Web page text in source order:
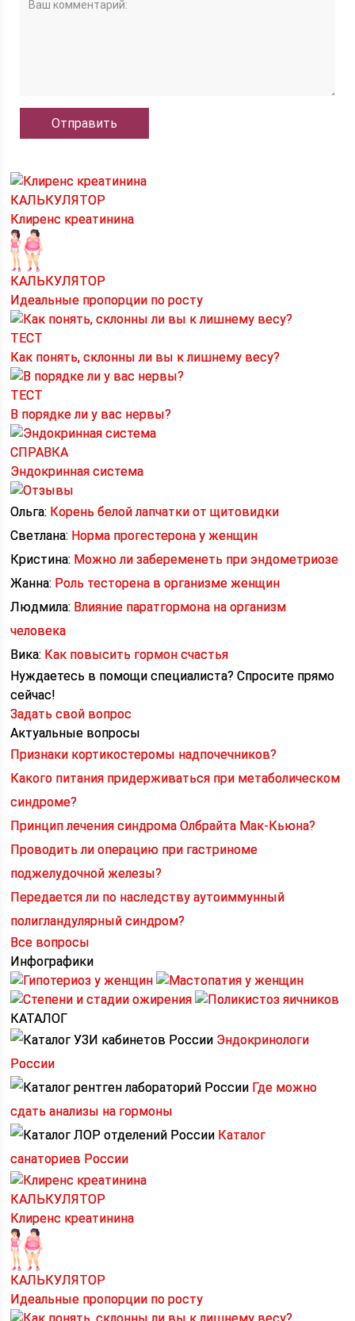
КАЛЬКУЛЯТОР
Клиренс креатинина
КАЛЬКУЛЯТОР
Идеальные пропорции по росту
ТЕСТ
Как понять, склонны ли вы к лишнему весу?
ТЕСТ
В порядке ли у вас нервы?
СПРАВКА
Эндокринная система
Ольга: Корень белой лапчатки от щитовидки
Светлана: Норма прогестерона у женщин
Кристина: Можно ли забеременеть при эндометриозе
Жанна: Роль тесторена в организме женщин
Людмила: Влияние паратгормона на организм
человека
Вика: Как повысить гормон счастья
Нуждаетесь в помощи специалиста?Спросите прямо
сейчас!
Задать свой вопрос
Актуальные вопросы
Признаки кортикостеромы надпочечников?
Какого питания придерживаться при метаболическом
синдроме?
Принцип лечения синдрома Олбрайта Мак-Кьюна?
Проводить ли операцию при гастриноме
поджелудочной железы?
Передается ли по наследству аутоиммунный
полигландулярный синдром?
Все вопросы
Инфографики
КАТАЛОГ
Эндокринологи
России
Где можно
сдать анализы на гормоны
Каталог
санаториев России
КАЛЬКУЛЯТОР
Клиренс креатинина
КАЛЬКУЛЯТОР
Идеальные пропорции по росту